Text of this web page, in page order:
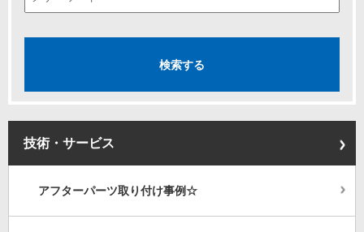
技術・サービス
アフターパーツ取り付け事例☆